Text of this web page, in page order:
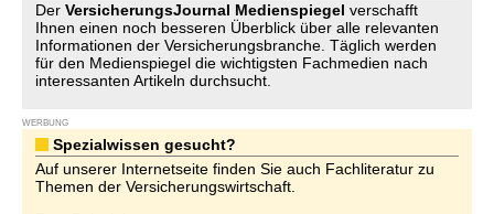
Der VersicherungsJournal Medienspiegel verschafft
Ihnen einen noch besseren Überblick über alle relevanten
Informationen der Versicherungsbranche. Täglich werden
für den Medienspiegel die wichtigsten Fachmedien nach
interessanten Artikeln durchsucht.
WERBUNG
Spezialwissen gesucht?
Auf unserer Internetseite finden Sie auch Fachliteratur zu
Themen der Versicherungswirtschaft.